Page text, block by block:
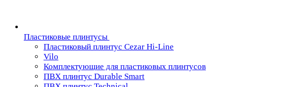
Пластиковые плинтусы
Пластиковый плинтус Cezar Hi-Line
Vilo
Комплектующие для пластиковых плинтусов
ПВХ плинтус Durable Smart